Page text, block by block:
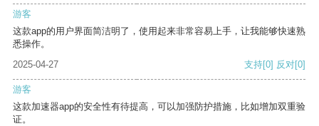
游客
这款app的用户界面简洁明了，使用起来非常容易上手，让我能够快速熟
悉操作。
2025-04-27
支持[0] 反对[0]
游客
这款加速器app的安全性有待提高，可以加强防护措施，比如增加双重验
证。